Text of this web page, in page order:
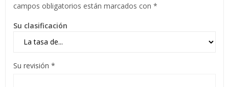
campos obligatorios están marcados con *
Su clasificación
Su revisión *